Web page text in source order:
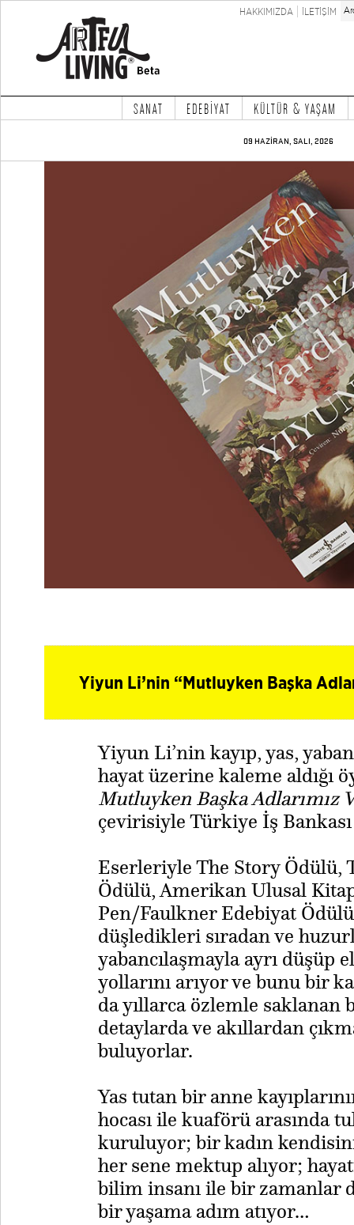
HAKKIMIZDA İLETİŞİM
SANAT EDEBİYAT KÜLTÜR & YAŞAM
09 HAZİRAN, SALI, 2026
Yiyun Li’nin “Mutluyken Başka
Yiyun Li’nin kayıp, yas,
hayat üzerine kaleme aldığı
Mutluyken Başka Adlarımız
çevirisiyle Türkiye İş Bankası
Eserleriyle The Story Ödülü,
Ödülü, Amerikan Ulusal
Pen/Faulkner Edebiyat
düşledikleri sıradan ve
yabancılaşmayla ayrı düşüp
yollarını arıyor ve bunu bir
da yıllarca özlemle
detaylarda ve akıllardan
buluyorlar.
​Yas tutan bir anne
hocası ile kuaförü arasında
kuruluyor; bir kadın
her sene mektup alıyor;
bilim insanı ile bir zamanlar
bir yaşama adım atıyor…